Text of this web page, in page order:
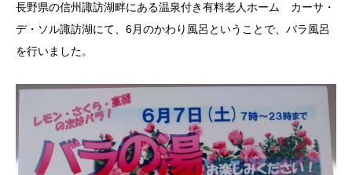
長野県の信州諏訪湖畔にある温泉付き有料老人ホーム カーサ・
デ・ソル諏訪湖にて、6月のかわり風呂ということで、バラ風呂
を行いました。